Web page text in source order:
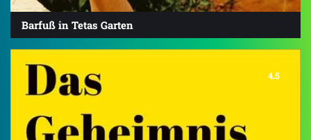
Barfuß in Tetas Garten
4.5